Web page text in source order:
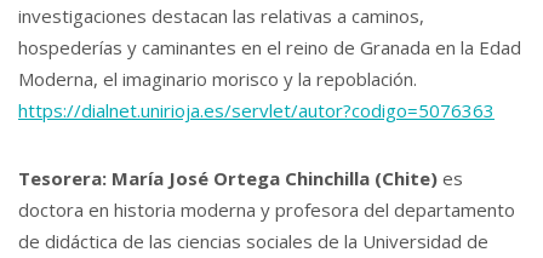
investigaciones destacan las relativas a caminos,
hospederías y caminantes en el reino de Granada en la Edad
Moderna, el imaginario morisco y la repoblación.
https://dialnet.unirioja.es/servlet/autor?codigo=5076363
Tesorera: María José Ortega Chinchilla (Chite) es
doctora en historia moderna y profesora del departamento
de didáctica de las ciencias sociales de la Universidad de